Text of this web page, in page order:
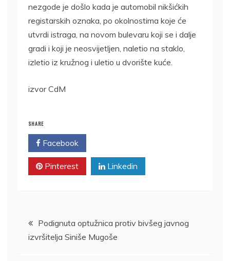
nezgode je došlo kada je automobil nikšićkih
registarskih oznaka, po okolnostima koje će
utvrdi istraga, na novom bulevaru koji se i dalje
gradi i koji je neosvijetljen, naletio na staklo,
izletio iz kružnog i uletio u dvorište kuće.
izvor CdM
SHARE
Facebook
Pinterest Linkedin
Kretanje
članka
Podignuta optužnica protiv bivšeg javnog
izvršitelja Siniše Mugoše